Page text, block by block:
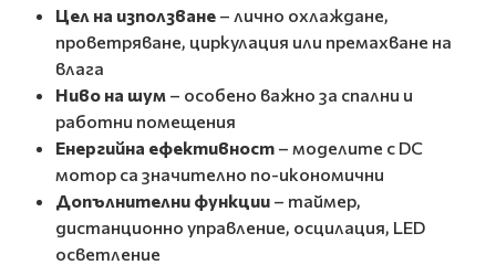
Цел на използване – лично охлаждане,
проветряване, циркулация или премахване на
влага
Ниво на шум – особено важно за спални и
работни помещения
Енергийна ефективност – моделите с DC
мотор са значително по-икономични
Допълнителни функции – таймер,
дистанционно управление, осцилация, LED
осветление